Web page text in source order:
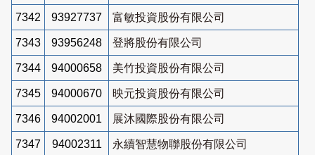
7342 93927737 富敏投資股份有限公司
7343 93956248 登將股份有限公司
7344 94000658 美竹投資股份有限公司
7345 94000670 映元投資股份有限公司
7346 94002001 展沐國際股份有限公司
7347 94002311 永續智慧物聯股份有限公司